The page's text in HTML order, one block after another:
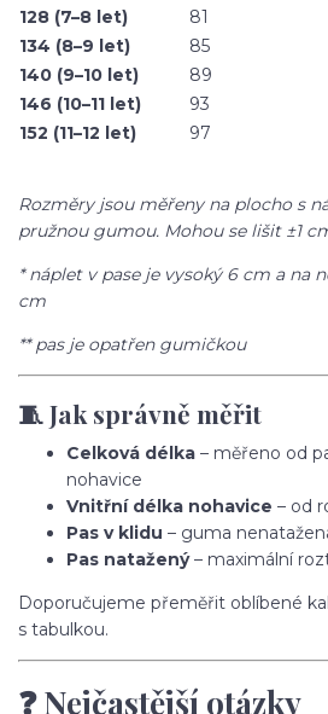
128 (7–8 let)
81
134 (8–9 let)
85
140 (9–10 let)
89
146 (10–11 let)
93
152 (11–12 let)
97
Rozměry jsou měřeny na plocho s
pružnou gumou. Mohou se lišit ±1
* náplet v pase je vysoký 6 cm a na
cm
** pas je opatřen gumičkou
🧵 Jak správně měřit
Celková délka – měřeno od
nohavice
Vnitřní délka nohavice – od
Pas v klidu – guma
Pas natažený– maximální
Doporučujeme přeměřit oblíbené
s tabulkou.
❓ Nejčastější otázky